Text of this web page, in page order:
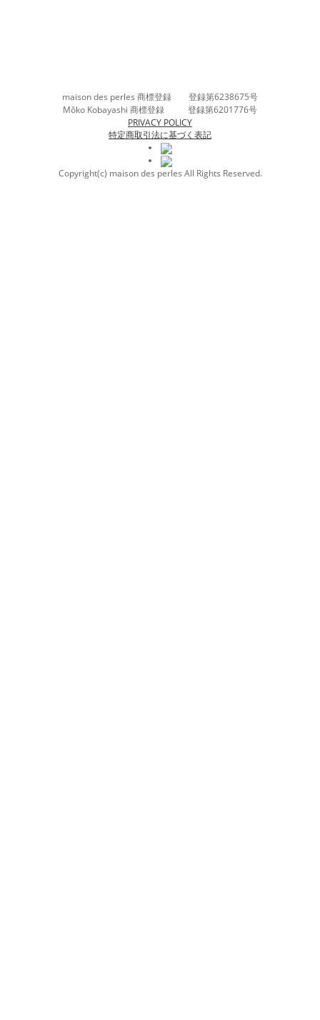
maison des perles 商標登録 登録第6238675号
Môko Kobayashi 商標登録 登録第6201776号
PRIVACY POLICY
特定商取引法に基づく表記
Copyright(c) maison des perles All Rights Reserved.